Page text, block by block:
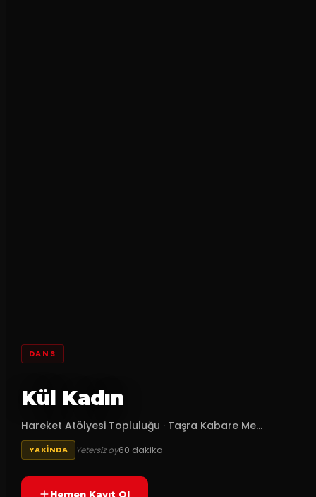
DANS
Kül Kadın
Hareket Atölyesi Topluluğu · Taşra Kabare Me...
YAKINDA Yetersiz oy60 dakika
Hemen Kayıt Ol